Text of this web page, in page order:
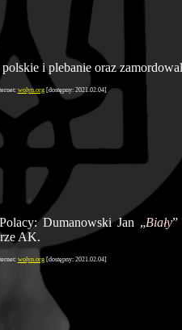
i plebanie oraz
wolyn.org[dostępny: 2021.02.04]
Dumanowski Jan „Biały”
AK.
wolyn.org[dostępny: 2021.02.04]